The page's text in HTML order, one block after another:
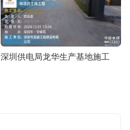
深圳供电局龙华生产基地施工